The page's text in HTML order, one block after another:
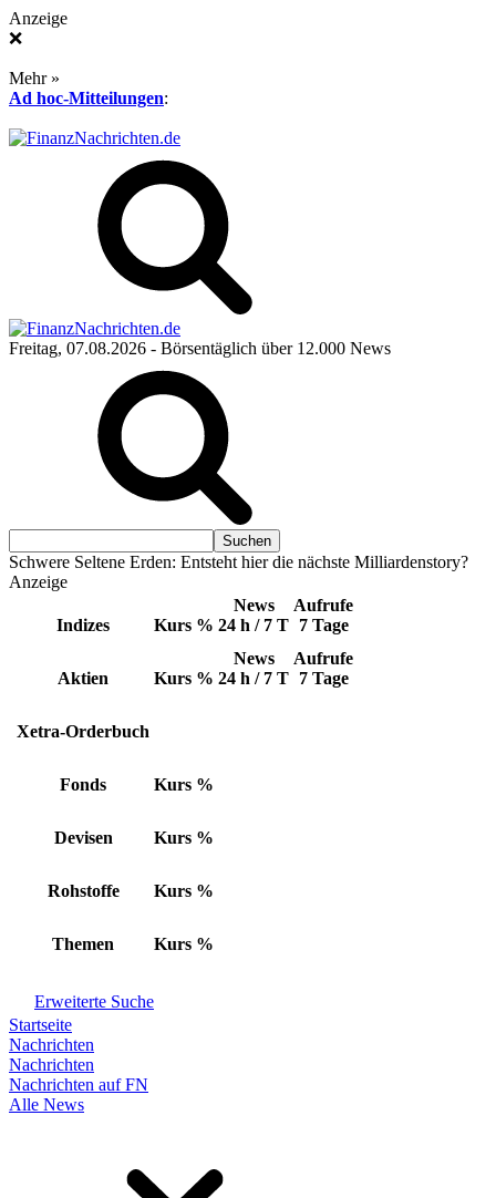
Anzeige
❌
Mehr »
Ad hoc-Mitteilungen:
Freitag, 07.08.2026 - Börsentäglich über 12.000 News
Schwere Seltene Erden: Entsteht hier die nächste Milliardenstory?
Anzeige
Indizes Kurs %
News
24 h / 7 T
Aufrufe
7 Tage
Aktien Kurs %
News
24 h / 7 T
Aufrufe
7 Tage
Xetra-Orderbuch
Fonds Kurs %
Devisen Kurs %
Rohstoffe Kurs %
Themen Kurs %
Erweiterte Suche
Startseite
Nachrichten
Nachrichten
Nachrichten auf FN
Alle News